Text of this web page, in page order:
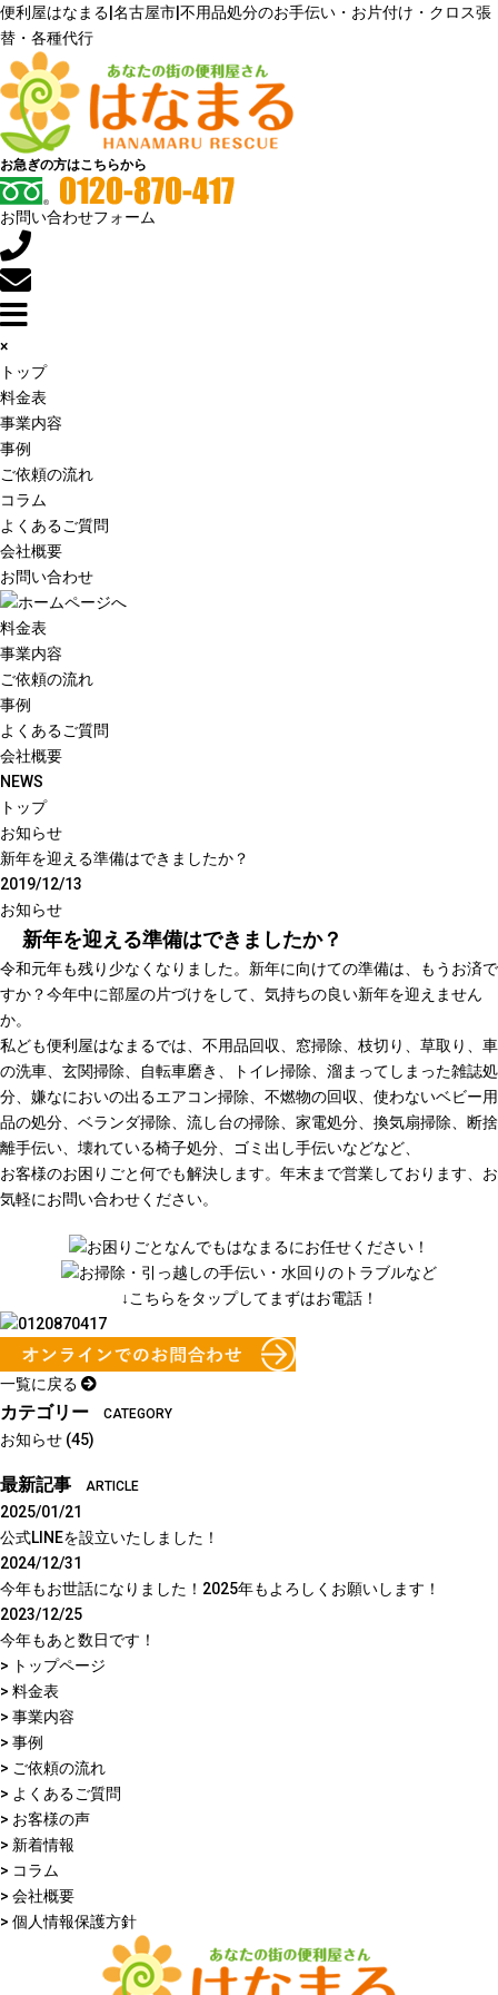
便利屋はなまる|名古屋市|不用品処分のお手伝い・お片付け・クロス張
替・各種代行
お急ぎの方はこちらから
お問い合わせフォーム
×
トップ
料金表
事業内容
事例
ご依頼の流れ
コラム
よくあるご質問
会社概要
お問い合わせ
料金表
事業内容
ご依頼の流れ
事例
よくあるご質問
会社概要
NEWS
トップ
お知らせ
新年を迎える準備はできましたか？
2019/12/13
お知らせ
新年を迎える準備はできましたか？
令和元年も残り少なくなりました。新年に向けての準備は、もうお済で
すか？今年中に部屋の片づけをして、気持ちの良い新年を迎えません
か。
私ども便利屋はなまるでは、不用品回収、窓掃除、枝切り、草取り、車
の洗車、玄関掃除、自転車磨き、トイレ掃除、溜まってしまった雑誌処
分、嫌なにおいの出るエアコン掃除、不燃物の回収、使わないベビー用
品の処分、ベランダ掃除、流し台の掃除、家電処分、換気扇掃除、断捨
離手伝い、壊れている椅子処分、ゴミ出し手伝いなどなど、
お客様のお困りごと何でも解決します。年末まで営業しております、お
気軽にお問い合わせください。
↓こちらをタップしてまずはお電話！
一覧に戻る
カテゴリー CATEGORY
お知らせ (45)
最新記事 ARTICLE
2025/01/21
公式LINEを設立いたしました！
2024/12/31
今年もお世話になりました！2025年もよろしくお願いします！
2023/12/25
今年もあと数日です！
> トップページ
> 料金表
> 事業内容
> 事例
> ご依頼の流れ
> よくあるご質問
> お客様の声
> 新着情報
> コラム
> 会社概要
> 個人情報保護方針